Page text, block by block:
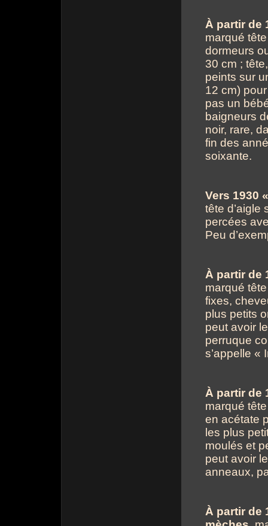
À partir de
marqué
dormeurs
30 cm ;
peints sur
12 cm)
pas un
baigneurs
noir, rare,
fin des
soixante.
Vers 1930
tête d’aigle
percées
Peu
À partir de
marqué
fixes,
plus petits
peut avoir
perruque
s’appelle «
À partir de
marqué
en acétate
les plus
moulés et
peut avoir
anneaux,
À partir de